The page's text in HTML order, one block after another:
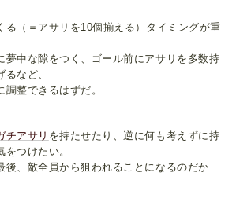
る（＝アサリを10個揃える）タイミングが重
夢中な隙をつく、ゴール前にアサリを多数持
など、
整できるはずだ。
チアサリ を持たせたり、逆に何も考えずに持
つけたい。
後、敵全員から狙われることになるのだか